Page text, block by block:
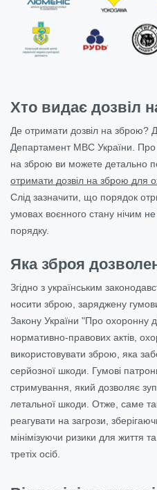
Хто видає дозвіл
Де отримати дозвіл на зброю?
Департамент МВС України.
на зброю ви можете детально
отримати дозвіл на зброю для
Слід зазначити, що порядок
умовах воєнного стану нічим не
порядку.
Яка зброя
Згідно з українським
носити зброю, заряджену
Закону України "Про охоронну
нормативно-правових актів,
використовувати зброю, яка
серйозної шкоди. Гумові
стримування, який дозволяє
летальної шкоди. Отже, саме
реагувати на загрози,
мінімізуючи ризики для життя
третіх осіб.